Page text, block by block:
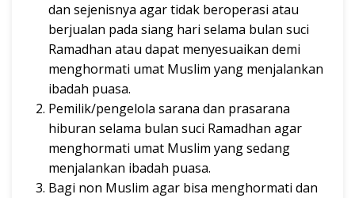
dan sejenisnya agar tidak beroperasi atau
berjualan pada siang hari selama bulan suci
Ramadhan atau dapat menyesuaikan demi
menghormati umat Muslim yang menjalankan
ibadah puasa.
Pemilik/pengelola sarana dan prasarana
hiburan selama bulan suci Ramadhan agar
menghormati umat Muslim yang sedang
menjalankan ibadah puasa.
Bagi non Muslim agar bisa menghormati dan